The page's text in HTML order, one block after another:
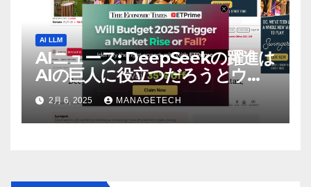
AI LLM
AIニュース: DeepSeekの躍進は
AIの巨人に役立つだろうとウォ
ール街のアナリストが語る –
The Economic Times
2月 6, 2025 MANAGETECH